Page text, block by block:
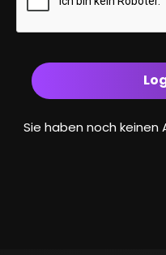
Sie haben noch keinen